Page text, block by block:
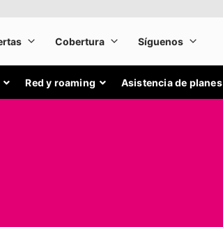
Red y roaming Asistencia de planes